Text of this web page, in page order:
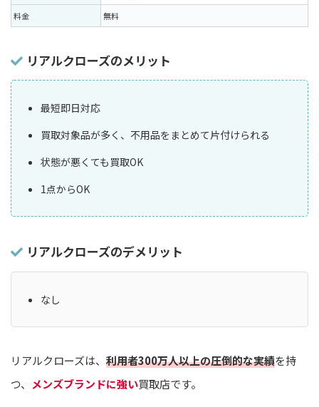
料金
無料
リアルクローズのメリット
最短即日対応
買取対象品が多く、不用品をまとめて片付けられる
状態が悪くても買取OK
1点からOK
リアルクローズのデメリット
なし
リアルクローズは、 利用者300万人以上の圧倒的な実績を持
つ、 メンズブランドに強い買取店です。